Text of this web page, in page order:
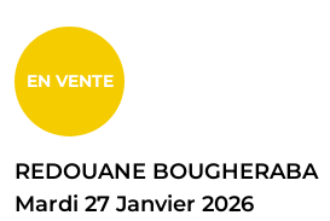
EN VENTE
REDOUANE BOUGHERABA
Mardi 27 Janvier 2026